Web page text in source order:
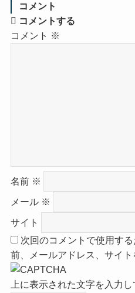
コメント
コメントする
コメント ※
名前 ※
メール ※
サイト
次回のコメントで使用す
前、メールアドレス、サイト
上に表示された文字を入力し